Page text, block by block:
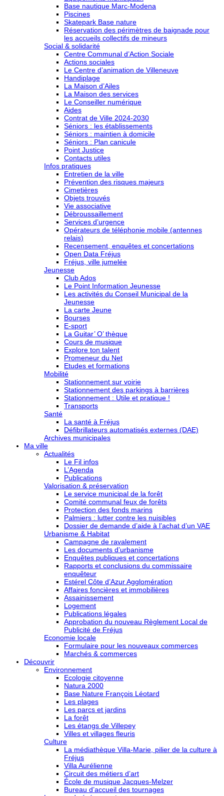
Base nautique Marc-Modena
Piscines
Skatepark Base nature
Réservation des périmètres de baignade pour
les accueils collectifs de mineurs
Social & solidarité
Centre Communal d’Action Sociale
Actions sociales
Le Centre d’animation de Villeneuve
Handiplage
La Maison d’Ailes
La Maison des services
Le Conseiller numérique
Aides
Contrat de Ville 2024-2030
Séniors : les établissements
Séniors : maintien à domicile
Séniors : Plan canicule
Point Justice
Contacts utiles
Infos pratiques
Entretien de la ville
Prévention des risques majeurs
Cimetières
Objets trouvés
Vie associative
Débroussaillement
Services d’urgence
Opérateurs de téléphonie mobile (antennes
relais)
Recensement, enquêtes et concertations
Open Data Fréjus
Fréjus, ville jumelée
Jeunesse
Club Ados
Le Point Information Jeunesse
Les activités du Conseil Municipal de la
Jeunesse
La carte Jeune
Bourses
E-sport
La Guitar’ O’ thèque
Cours de musique
Explore ton talent
Promeneur du Net
Etudes et formations
Mobilité
Stationnement sur voirie
Stationnement des parkings à barrières
Stationnement : Utile et pratique !
Transports
Santé
La santé à Fréjus
Défibrillateurs automatisés externes (DAE)
Archives municipales
Ma ville
Actualités
Le Fil infos
L’Agenda
Publications
Valorisation & préservation
Le service municipal de la forêt
Comité communal feux de forêts
Protection des fonds marins
Palmiers : lutter contre les nuisibles
Dossier de demande d’aide à l’achat d’un VAE
Urbanisme & Habitat
Campagne de ravalement
Les documents d’urbanisme
Enquêtes publiques et concertations
Rapports et conclusions du commissaire
enquêteur
Estérel Côte d’Azur Agglomération
Affaires foncières et immobilières
Assainissement
Logement
Publications légales
Approbation du nouveau Règlement Local de
Publicité de Fréjus
Economie locale
Formulaire pour les nouveaux commerces
Marchés & commerces
Découvrir
Environnement
Ecologie citoyenne
Natura 2000
Base Nature François Léotard
Les plages
Les parcs et jardins
La forêt
Les étangs de Villepey
Villes et villages fleuris
Culture
La médiathèque Villa-Marie, pilier de la culture à
Fréjus
Villa Aurélienne
Circuit des métiers d’art
École de musique Jacques-Melzer
Bureau d’accueil des tournages